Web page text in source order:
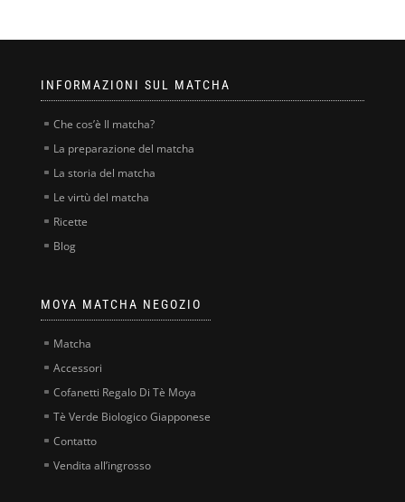
INFORMAZIONI SUL MATCHA
Che cos’è Il matcha?
La preparazione del matcha
La storia del matcha
Le virtù del matcha
Ricette
Blog
MOYA MATCHA NEGOZIO
Matcha
Accessori
Cofanetti Regalo Di Tè Moya
Tè Verde Biologico Giapponese
Contatto
Vendita all’ingrosso